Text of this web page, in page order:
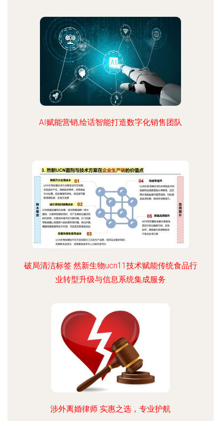
AI赋能营销,绘话智能打造数字化销售团队
破局清洁标签 然新生物ucn11技术赋能传统食品行
业转型升级与信息系统集成服务
涉外离婚律师 实惠之选，专业护航